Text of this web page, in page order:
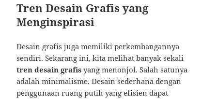
Tren Desain Grafis yang
Menginspirasi
Desain grafis juga memiliki perkembangannya
sendiri. Sekarang ini, kita melihat banyak sekali
tren desain grafis yang menonjol. Salah satunya
adalah minimalisme. Desain sederhana dengan
penggunaan ruang putih yang efisien dapat